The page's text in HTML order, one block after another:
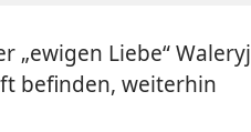
„ewigen Liebe“ Waleryj
befinden, weiterhin